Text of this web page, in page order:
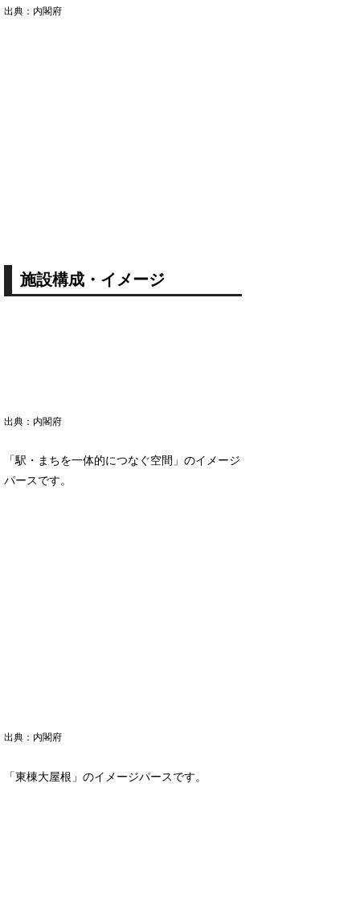
出典：内閣府
施設構成・イメージ
出典：内閣府
「駅・まちを一体的につなぐ空間」のイメージ
パースです。
出典：内閣府
「東棟大屋根」のイメージパースです。